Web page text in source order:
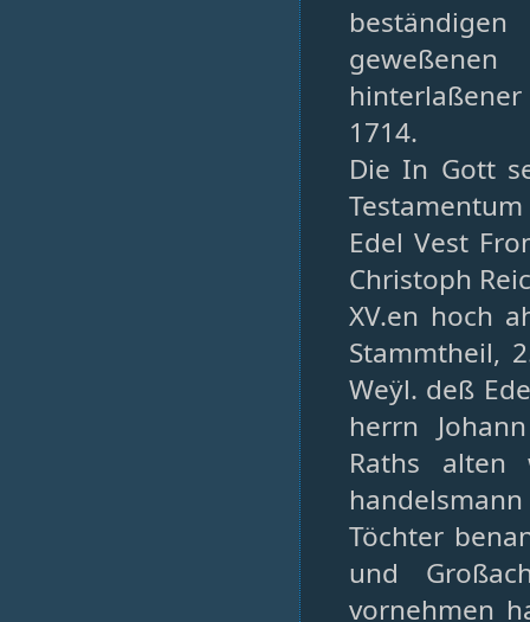
1714.
Die In Gott
Edel Vest
Christoph
XV.en hoch
Stammtheil,
Weÿl. deß
herrn
Raths alten
Töchter
und
vornehmen